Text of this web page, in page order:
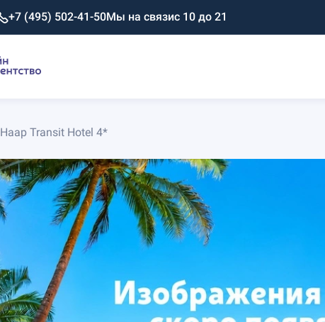
+7 (495) 502-41-50Мы на связис 10 до 21
Haap Transit Hotel 4*